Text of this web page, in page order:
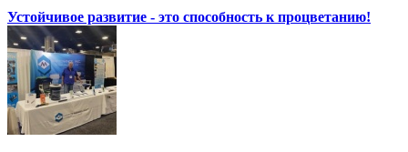
Устойчивое развитие - это способность к процветанию!